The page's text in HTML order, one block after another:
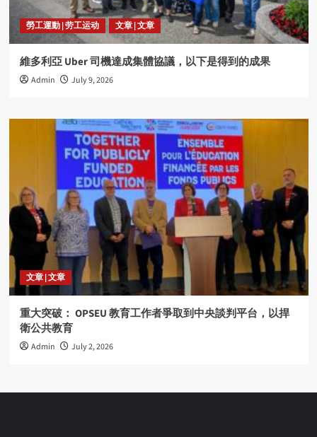
勞工運動 | 劳工运动 文章 | 文章
維多利亞 Uber 司機達成集體協議，以下是得到的成果
Admin July 9, 2026
文章 | 文章
重大突破： OPSEU 教育工作者爭取到中央談判平台，以捍
衛公共教育
Admin July 2, 2026